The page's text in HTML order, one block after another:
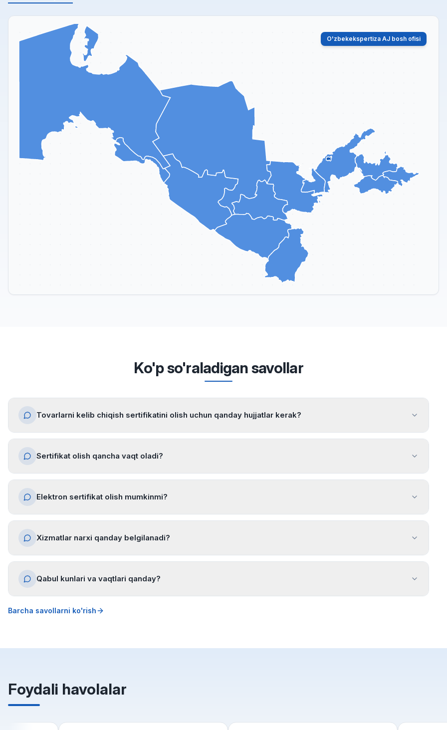
O'zbekekspertiza AJ bosh ofisi
Ko'p so'raladigan savollar
Tovarlarni kelib chiqish sertifikatini olish uchun qanday hujjatlar kerak?
Sertifikat olish qancha vaqt oladi?
Elektron sertifikat olish mumkinmi?
Xizmatlar narxi qanday belgilanadi?
Qabul kunlari va vaqtlari qanday?
Barcha savollarni ko'rish
Foydali havolalar